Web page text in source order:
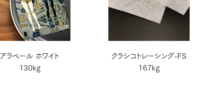
アラベール ホワイト
130kg
クラシコトレーシング-FS
167kg